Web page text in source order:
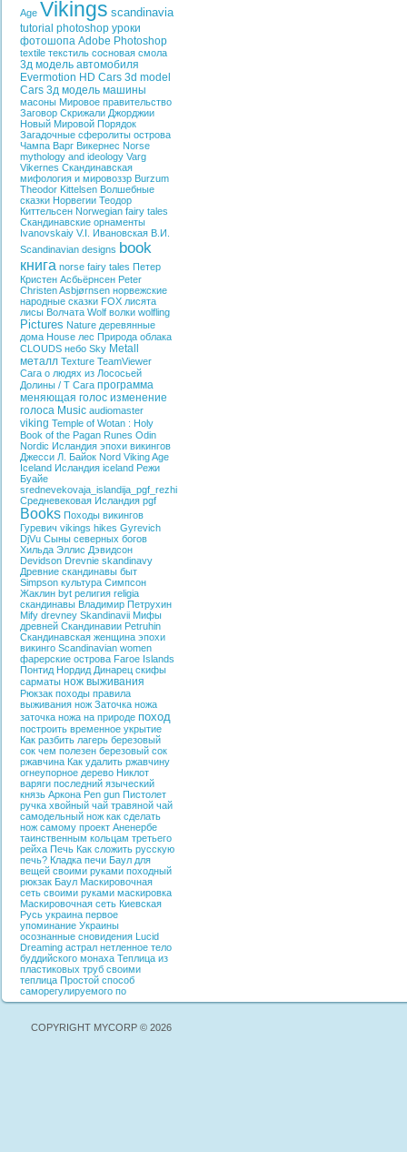
Age Vikings scandinavia
tutorial photoshop уроки
фотошопа Adobe Photoshop
textile текстиль сосновая смола
3д модель автомобиля
Evermotion HD Cars 3d model
Cars 3д модель машины
масоны Мировое правительство
Заговор Скрижали Джорджии
Новый Мировой Порядок
Загадочные сферолиты острова
Чампа Варг Викернес Norse
mythology and ideology Varg
Vikernes Скандинавская
мифология и мировоззр Burzum
Theodor Kittelsen Волшебные
сказки Норвегии Теодор
Киттельсен Norwegian fairy tales
Скандинавские орнаменты
Ivanovskaiy V.I.
Ивановская В.И.
Scandinavian designs book
книга norse fairy tales Петер
Кристен Асбьёрнсен Peter
Christen Asbjørnsen норвежские
народные сказки FOX лисята
лисы Волчата Wolf волки wolfling
Pictures Nature деревянные
дома House лес Природа облака
CLOUDS небо Sky Metall
металл Texture TeamViewer
Сага о людях из Лососьей
Долины / T Сага программа
меняющая голос изменение
голоса Music audiomaster
viking Temple of Wotan : Holy
Book of the Pagan Runes Odin
Nordic Исландия эпохи викингов
Джесси Л. Байок Nord Viking Age
Iceland Исландия iceland Режи
Буайе
srednevekovaja_islandija_pgf_rezhi
Средневековая Исландия pgf
Books Походы викингов
Гуревич vikings hikes Gyrevich
DjVu Сыны северных богов
Хильда Эллис Дэвидсон
Devidson Drevnie skandinavy
Древние скандинавы быт
Simpson культура Симпсон
Жаклин byt религия religia
скандинавы Владимир Петрухин
Mify drevney Skandinavii Мифы
древней Скандинавии Petruhin
Скандинавская женщина эпохи
викинго Scandinavian women
фарерские острова Faroe Islands
Понтид Нордид Динарец скифы
сарматы нож выживания
Рюкзак походы правила
выживания нож Заточка ножа
заточка ножа на природе поход
построить временное укрытие
Как разбить лагерь березовый
сок чем полезен березовый сок
ржавчина Как удалить ржавчину
огнеупорное дерево Никлот
варяги последний языческий
князь Аркона Pen gun Пистолет
ручка хвойный чай травяной чай
самодельный нож как сделать
нож самому проект Аненербе
таинственным кольцам третьего
рейха Печь Как сложить русскую
печь? Кладка печи Баул для
вещей своими руками походный
рюкзак Баул Маскировочная
сеть своими руками маскировка
Маскировочная сеть Киевская
Русь украина первое
упоминание Украины
осознанные сновидения Lucid
Dreaming астрал нетленное тело
буддийского монаха Теплица из
пластиковых труб своими
теплица Простой способ
саморегулируемого по
COPYRIGHT MYCORP © 2026